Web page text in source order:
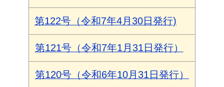
第122号（令和7年4月30日発行)
第121号（令和7年1月31日発行）
第120号（令和6年10月31日発行）